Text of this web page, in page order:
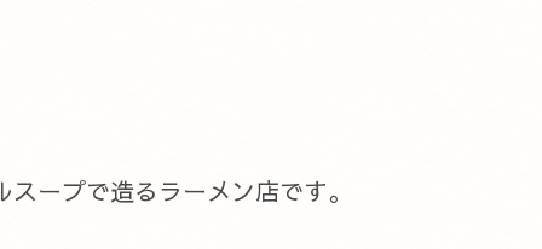
ープで造るラーメン店です。